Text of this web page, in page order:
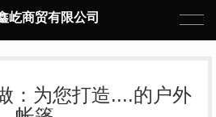
屹商贸有限公司
：为您打造....的户外